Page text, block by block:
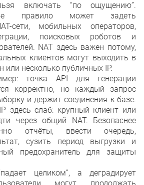
включать “по ощущению”.
правило может задеть
сети, мобильных операторов,
поисковых роботов и
NAT здесь важен потому,
клиентов могут выходить в
или несколько публичных IP.
точка API для генерации
корректно, но каждый запрос
и держит соединения к базе.
здесь слаб: крупный клиент или
через общий NAT. Безопаснее
отчёты, ввести очередь,
сузить период выгрузки и
предохранитель для защиты
целиком”, а деградирует